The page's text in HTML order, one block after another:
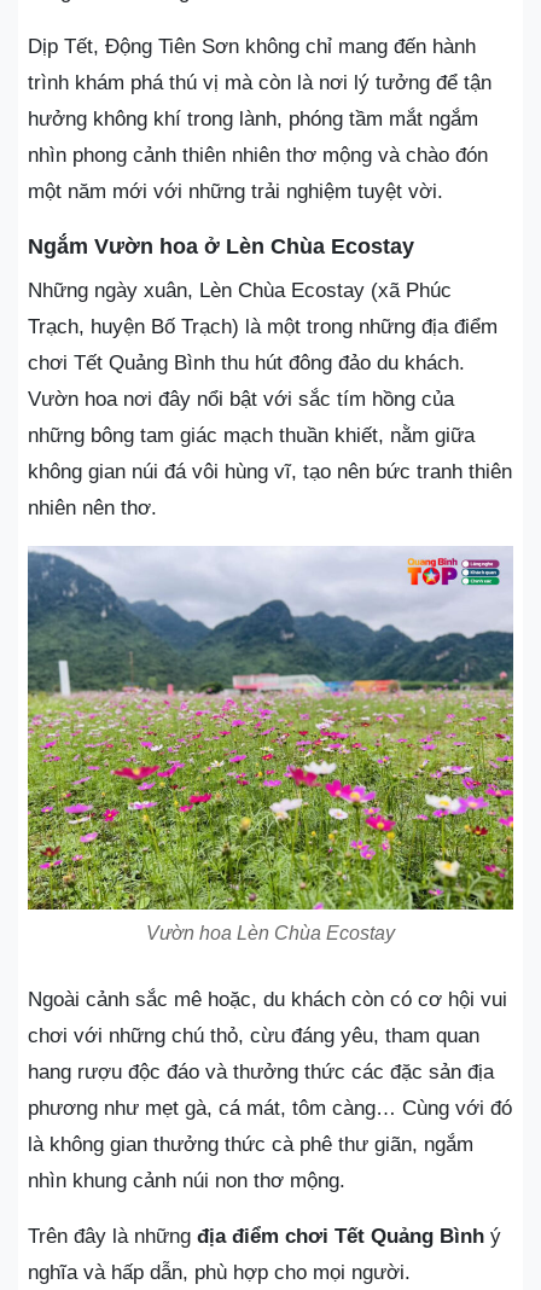
Dịp Tết, Động Tiên Sơn không chỉ mang đến hành
trình khám phá thú vị mà còn là nơi lý tưởng để tận
hưởng không khí trong lành, phóng tầm mắt ngắm
nhìn phong cảnh thiên nhiên thơ mộng và chào đón
một năm mới với những trải nghiệm tuyệt vời.
Ngắm Vườn hoa ở Lèn Chùa Ecostay
Những ngày xuân, Lèn Chùa Ecostay (xã Phúc
Trạch, huyện Bố Trạch) là một trong những địa điểm
chơi Tết Quảng Bình thu hút đông đảo du khách.
Vườn hoa nơi đây nổi bật với sắc tím hồng của
những bông tam giác mạch thuần khiết, nằm giữa
không gian núi đá vôi hùng vĩ, tạo nên bức tranh thiên
nhiên nên thơ.
Vườn hoa Lèn Chùa Ecostay
Ngoài cảnh sắc mê hoặc, du khách còn có cơ hội vui
chơi với những chú thỏ, cừu đáng yêu, tham quan
hang rượu độc đáo và thưởng thức các đặc sản địa
phương như mẹt gà, cá mát, tôm càng… Cùng với đó
là không gian thưởng thức cà phê thư giãn, ngắm
nhìn khung cảnh núi non thơ mộng.
Trên đây là những địa điểm chơi Tết Quảng Bình ý
nghĩa và hấp dẫn, phù hợp cho mọi người.